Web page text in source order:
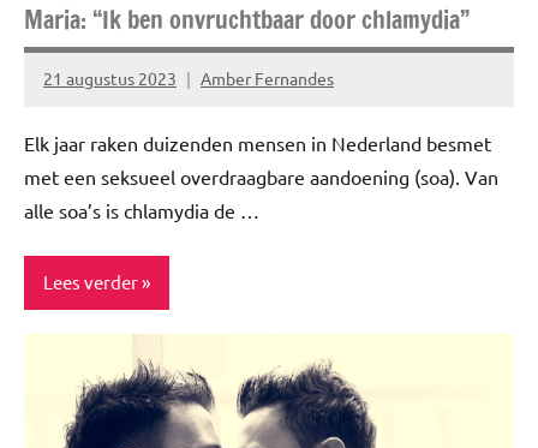
Maria: “Ik ben onvruchtbaar door chlamydia”
21 augustus 2023 Amber Fernandes
Geen
Elk jaar raken duizenden mensen in Nederland besmet
met een seksueel overdraagbare aandoening (soa). Van
alle soa’s is chlamydia de …
Lees verder
Healthy